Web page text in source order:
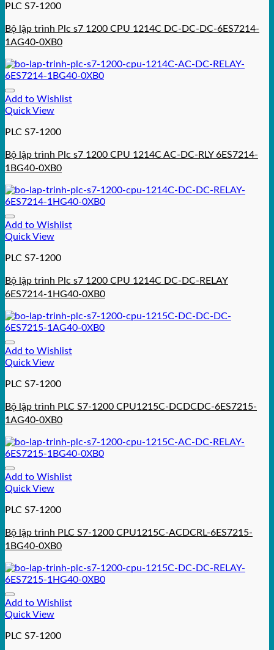
PLC S7-1200
Bộ lập trình Plc s7 1200 CPU 1214C DC-DC-DC-6ES7214-
1AG40-0XB0
Add to Wishlist
Quick View
PLC S7-1200
Bộ lập trình Plc s7 1200 CPU 1214C AC-DC-RLY 6ES7214-
1BG40-0XB0
Add to Wishlist
Quick View
PLC S7-1200
Bộ lập trình Plc s7 1200 CPU 1214C DC-DC-RELAY
6ES7214-1HG40-0XB0
Add to Wishlist
Quick View
PLC S7-1200
Bộ lập trình PLC S7-1200 CPU1215C-DCDCDC-6ES7215-
1AG40-0XB0
Add to Wishlist
Quick View
PLC S7-1200
Bộ lập trình PLC S7-1200 CPU1215C-ACDCRL-6ES7215-
1BG40-0XB0
Add to Wishlist
Quick View
PLC S7-1200